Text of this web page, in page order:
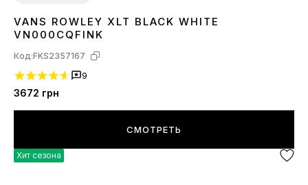
3738 4041 42 4344 45
VANS ROWLEY XLT BLACK WHITE
VN000CQFINK
Код:FKS2357167
9
3672 грн
СМОТРЕТЬ
Хит сезона